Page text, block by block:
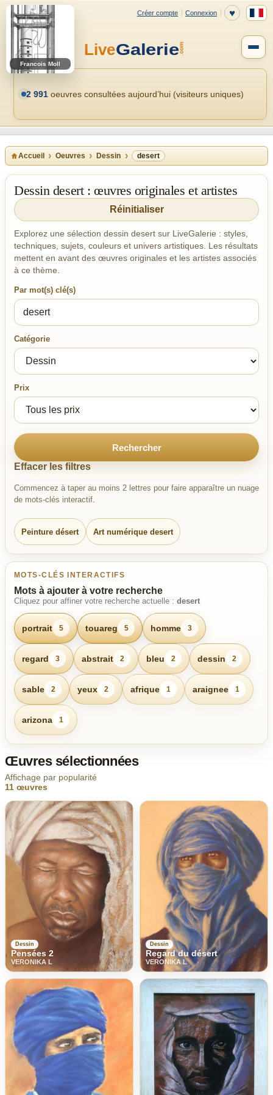
Francois Moll
2 991 oeuvres consultées aujourd’hui (visiteurs uniques)
Accueil Oeuvres Dessin desert
Dessin desert : œuvres originales et artistes
Réinitialiser
Explorez une sélection dessin desert sur LiveGalerie : styles,
techniques, sujets, couleurs et univers artistiques. Les résultats
mettent en avant des œuvres originales et les artistes associés
à ce thème.
Par mot(s) clé(s)
Catégorie
Prix
Rechercher
Effacer les filtres
Commencez à taper au moins 2 lettres pour faire apparaître un nuage
de mots-clés interactif.
Peinture désert Art numérique desert
MOTS-CLÉS INTERACTIFS
Mots à ajouter à votre recherche
Cliquez pour affiner votre recherche actuelle : desert
portrait 5 touareg 5 homme 3
regard 3 abstrait 2 bleu 2 dessin 2
sable 2 yeux 2 afrique 1 araignee 1
arizona 1
Œuvres sélectionnées
Affichage par popularité
11 œuvres
Dessin
Pensées 2
VERONIKA L
Dessin
Regard du désert
VERONIKA L